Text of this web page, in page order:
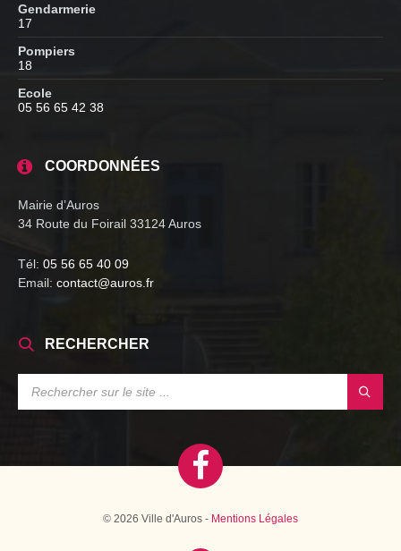
Gendarmerie
17
Pompiers
18
Ecole
05 56 65 42 38
COORDONNÉES
Mairie d’Auros
34 Route du Foirail 33124 Auros
Tél: 05 56 65 40 09
Email: contact@auros.fr
RECHERCHER
© 2026 Ville d'Auros - Mentions Légales